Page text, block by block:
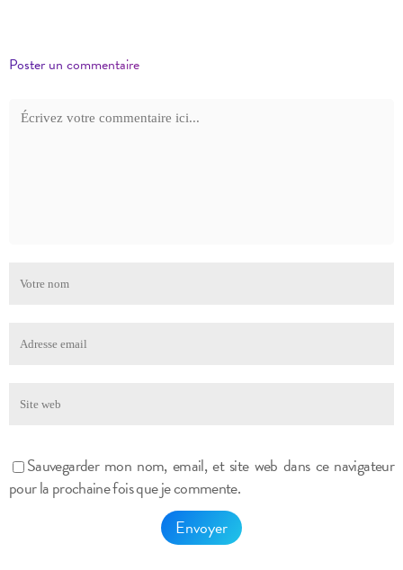
Poster un commentaire
Sauvegarder mon nom, email, et site web dans ce navigateur
pour la prochaine fois que je commente.